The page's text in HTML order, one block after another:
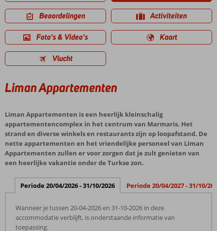
Beoordelingen Activiteiten
Foto's & Video's Kaart
Vlucht
Liman Appartementen
Liman Appartementen is een heerlijk kleinschalig
appartementencomplex in het centrum van Marmaris. Het
strand en diverse winkels en restaurants zijn op loopafstand. De
nette appartementen en het vriendelijke personeel van Liman
Appartementen zullen er voor zorgen dat je zult genieten van
een heerlijke vakantie onder de Turkse zon.
Periode 20/04/2026 - 31/10/2026 Periode 20/04/2027 - 31/10/
Wanneer je tussen 20-04-2026 en 31-10-2026 in deze
accommodatie verblijft, is onderstaande informatie van
toepassing.